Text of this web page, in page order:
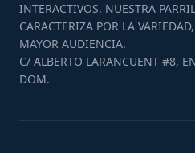
INTERACTIVOS, NUESTRA
CARACTERIZA POR LA
MAYOR AUDIENCIA.
C/ ALBERTO LARANCUENT #8,
DOM.